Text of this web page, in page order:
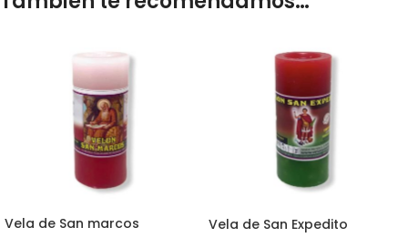
Vela de San marcos
Vela de San Expedito